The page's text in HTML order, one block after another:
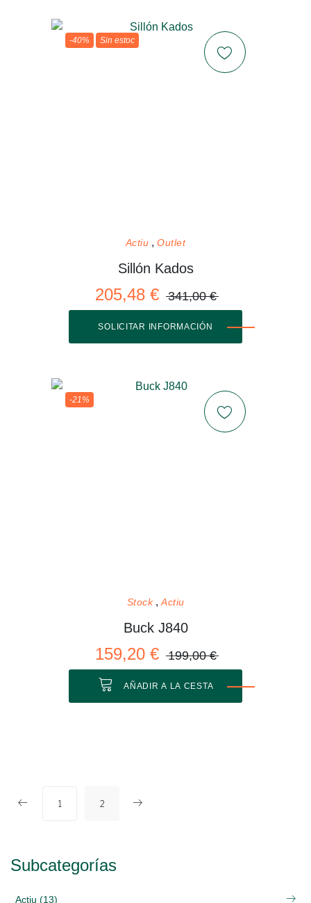
-40% Sin estoc
Actiu Outlet
Sillón Kados
205,48 € 341,00 €
SOLICITAR INFORMACIÓN
-21%
Stock Actiu
Buck J840
159,20 € 199,00 €
AÑADIR A LA CESTA
1 2
Subcategorías
Actiu (13)